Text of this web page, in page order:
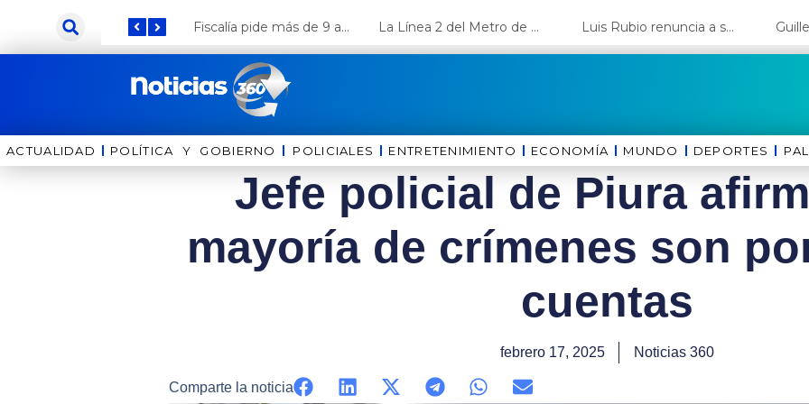
contenido
Fiscalía pide más de 9 años de cárcel para el diputado de oposición Harvey Colchado La Línea 2 del Metro de Lima y el Ramal 4 alcanzan un avance del 80% Luis Rubio renuncia a su candidatura a Lima y deja el camino libre a López Aliaga
ACTUALIDAD POLÍTICA Y GOBIERNO ⁠⁠POLICIALES ENTRETENIMIENTO ECONOMÍA MUNDO DEPORTES
Jefe policial de Piura
mayoría de crímenes son
cuentas
febrero 17, 2025 Noticias 360
Comparte la noticia